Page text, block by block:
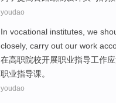
youdao
In vocational institutes, we
closely, carry out our work
在高职院校开展职业指导工作应
职业指导课。
youdao